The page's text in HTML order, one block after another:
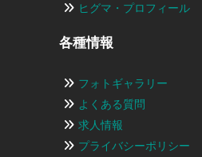
ヒグマ・プロフィール
各種情報
フォトギャラリー
よくある質問
求人情報
プライバシーポリシー